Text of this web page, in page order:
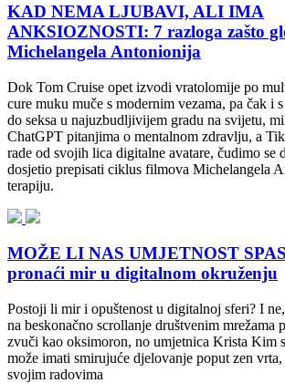
KAD NEMA LJUBAVI, ALI IMA
ANKSIOZNOSTI: 7 razloga zašto
Michelangela Antonionija
Dok Tom Cruise opet izvodi vratolomije po
cure muku muče s modernim vezama, pa čak i
do seksa u najuzbudljivijem gradu na svijetu,
ChatGPT pitanjima o mentalnom zdravlju, a
rade od svojih lica digitalne avatare, čudimo se
dosjetio prepisati ciklus filmova Michelangela
terapiju.
MOŽE LI NAS UMJETNOST
pronaći mir u digitalnom okruženju
Postoji li mir i opuštenost u digitalnoj sferi? I
na beskonačno scrollanje društvenim mrežama
zvuči kao oksimoron, no umjetnica Krista Kim
može imati smirujuće djelovanje poput zen
svojim radovima